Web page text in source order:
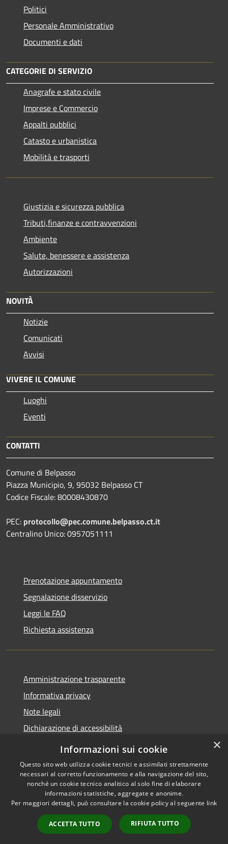
Politici
Personale Amministrativo
Documenti e dati
CATEGORIE DI SERVIZIO
Anagrafe e stato civile
Imprese e Commercio
Appalti pubblici
Catasto e urbanistica
Mobilità e trasporti
Giustizia e sicurezza pubblica
Tributi,finanze e contravvenzioni
Ambiente
Salute, benessere e assistenza
Autorizzazioni
NOVITÀ
Notizie
Comunicati
Avvisi
VIVERE IL COMUNE
Luoghi
Eventi
CONTATTI
Comune di Belpasso
Piazza Municipio, 9, 95032 Belpasso CT
Codice Fiscale: 80008430870
PEC: protocollo@pec.comune.belpasso.ct.it
Centralino Unico: 0957051111
Prenotazione appuntamento
Segnalazione disservizio
Leggi le FAQ
Richiesta assistenza
Amministrazione trasparente
Informativa privacy
Note legali
Dichiarazione di accessibilità
RSS
Accessibilità
Privacy
Mappa del sito
Copyright © 2026 • Comune di
Belpasso • Powered by
Municipium•Accesso
redazione
×
Informazioni sui cookie
Questo sito web utilizza cookie tecnici e assimilati strettamente
necessari al corretto funzionamento e alla navigazione del sito,
nonché un cookie tecnico analitico al solo fine di elaborare
informazioni statistiche, aggregate e anonime.
Per maggiori dettagli, può consultare la cookie policy al seguente link
ACCETTA TUTTO RIFIUTA TUTTO